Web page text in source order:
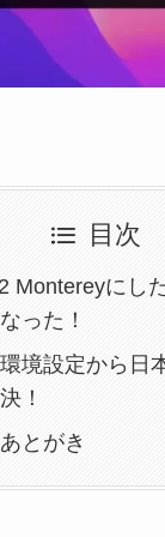
目次
Montereyにし
った！
境設定から日
！
とがき